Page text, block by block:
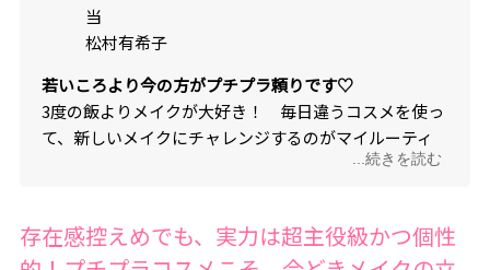
当
松村有希子
若いころより今の方がプチプラ頼りです♡
3度の飯よりメイクが大好き！ 毎日違うコスメを使っ
て、新しいメイクにチャレンジするのがマイルーティ
...続きを読む
存在感控えめでも、実力は超主役級かつ個性